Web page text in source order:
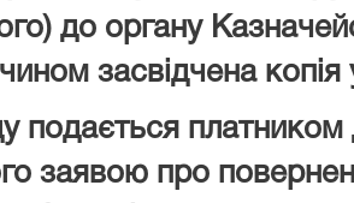
до органу
засвідчена копія
подається
заявою про